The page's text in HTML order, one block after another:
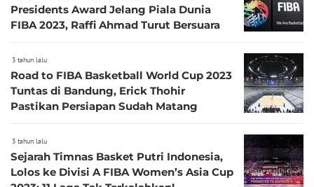
Presidents Award Jelang Piala Dunia
FIBA 2023, Raffi Ahmad Turut Bersuara
3 tahun lalu
Road to FIBA Basketball World Cup 2023
Tuntas di Bandung, Erick Thohir
Pastikan Persiapan Sudah Matang
3 tahun lalu
Sejarah Timnas Basket Putri Indonesia,
Lolos ke Divisi A FIBA Women’s Asia Cup